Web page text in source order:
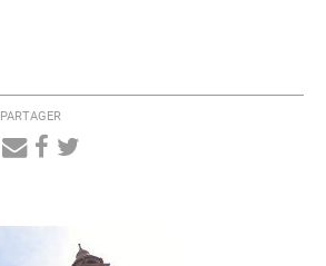
PARTAGER